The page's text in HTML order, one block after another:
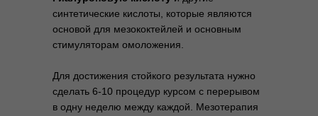
синтетические кислоты, которые являются
основой для мезококтейлей и основным
стимуляторам омоложения.
Для достижения стойкого результата нужно
сделать 6-10 процедур курсом с перерывом
в одну неделю между каждой. Мезотерапия